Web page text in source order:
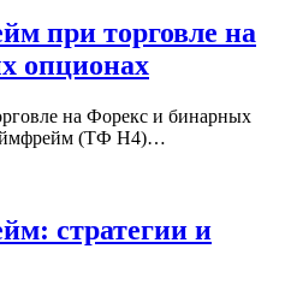
при торговле на
опционах
на Форекс и бинарных
(ТФ H4)…
стратегии и